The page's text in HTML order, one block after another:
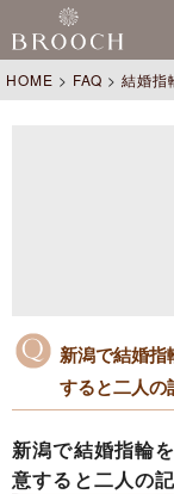
HOME > FAQ >結婚指
新潟で結婚指
すると二人の
新潟で結婚指輪
意すると二人の